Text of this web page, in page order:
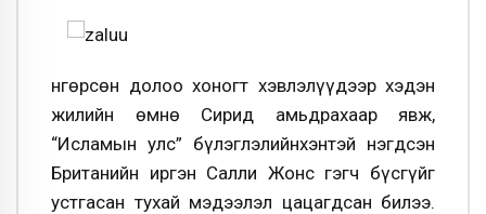
Өнгөрсөн долоо хоногт хэвлэлүүдээр хэдэн
жилийн өмнө Сирид амьдрахаар явж,
“Исламын улс” бүлэглэлийнхэнтэй нэгдсэн
Британийн иргэн Салли Жонс гэгч бүсгүйг
устгасан тухай мэдээлэл цацагдсан билээ.